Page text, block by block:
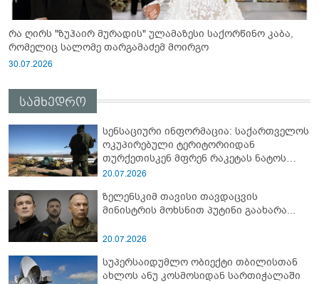
რა ღირს "ზუჰაირ მურადის" ულამაზესი საქორწინო კაბა,
რომელიც სალომე თარგამაძემ მოირგო
30.07.2026
სამხედრო
სენსაციური ინფორმაცია: საქართველოს
ოკუპირებული ტერიტორიიდან
თურქეთისკენ მფრენ რაკეტას ნატოს
სამიტი კინაღამ ჩაუშლია
20.07.2026
ზელენსკიმ თავისი თავდაცვის
მინისტრის მოხსნით პუტინი გაახარა...
20.07.2026
სუპერსაიდუმლო ობიექტი თბილისთან
ახლოს ანუ კოსმოსიდან სართიჭალაში